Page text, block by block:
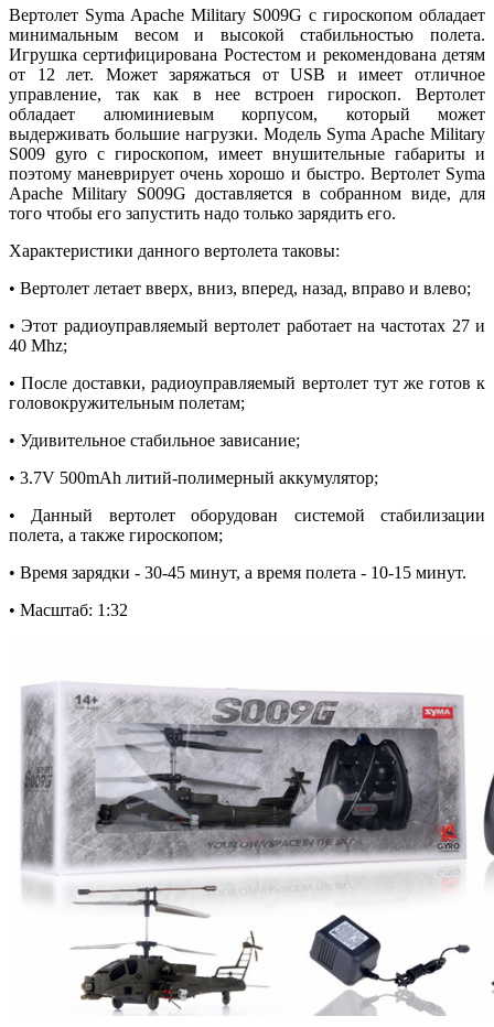
Вертолет Syma Apache Military S009G с гироскопом обладает
минимальным весом и высокой стабильностью полета.
Игрушка сертифицирована Ростестом и рекомендована детям
от 12 лет. Может заряжаться от USB и имеет отличное
управление, так как в нее встроен гироскоп. Вертолет
обладает алюминиевым корпусом, который может
выдерживать большие нагрузки. Модель Syma Apache Military
S009 gyro с гироскопом, имеет внушительные габариты и
поэтому маневрирует очень хорошо и быстро. Вертолет Syma
Apache Military S009G доставляется в собранном виде, для
того чтобы его запустить надо только зарядить его.
Характеристики данного вертолета таковы:
• Вертолет летает вверх, вниз, вперед, назад, вправо и влево;
• Этот радиоуправляемый вертолет работает на частотах 27 и
40 Mhz;
• После доставки, радиоуправляемый вертолет тут же готов к
головокружительным полетам;
• Удивительное стабильное зависание;
• 3.7V 500mAh литий-полимерный аккумулятор;
• Данный вертолет оборудован системой стабилизации
полета, а также гироскопом;
• Время зарядки - 30-45 минут, а время полета - 10-15 минут.
• Масштаб: 1:32